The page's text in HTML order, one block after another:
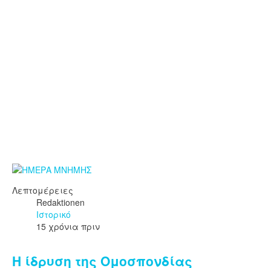
Λεπτομέρειες
Redaktionen
Ιστορικό
15 χρόνια πριν
Η ίδρυση της Ομοσπονδίας